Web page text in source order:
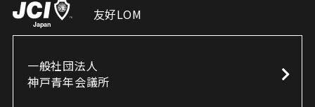
友好LOM
一般社団法人
神戸青年会議所